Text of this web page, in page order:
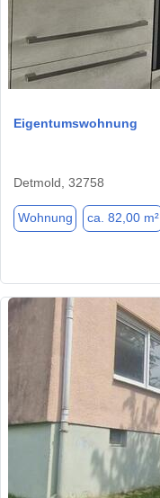
Eigentumswohnung
Detmold, 32758
Wohnung ca. 82,00 m²